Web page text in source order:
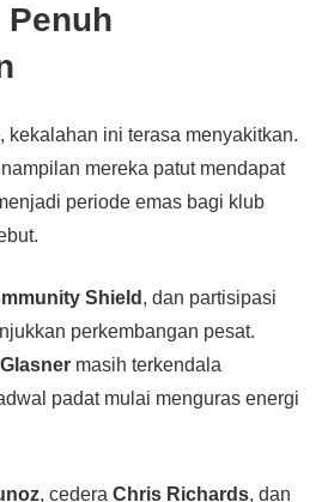
, kekalahan ini terasa menyakitkan.
mereka patut mendapat
periode emas bagi klub
Shield , dan partisipasi
perkembangan pesat.
masih terkendala
padat mulai menguras energi
, cedera Chris Richards, dan